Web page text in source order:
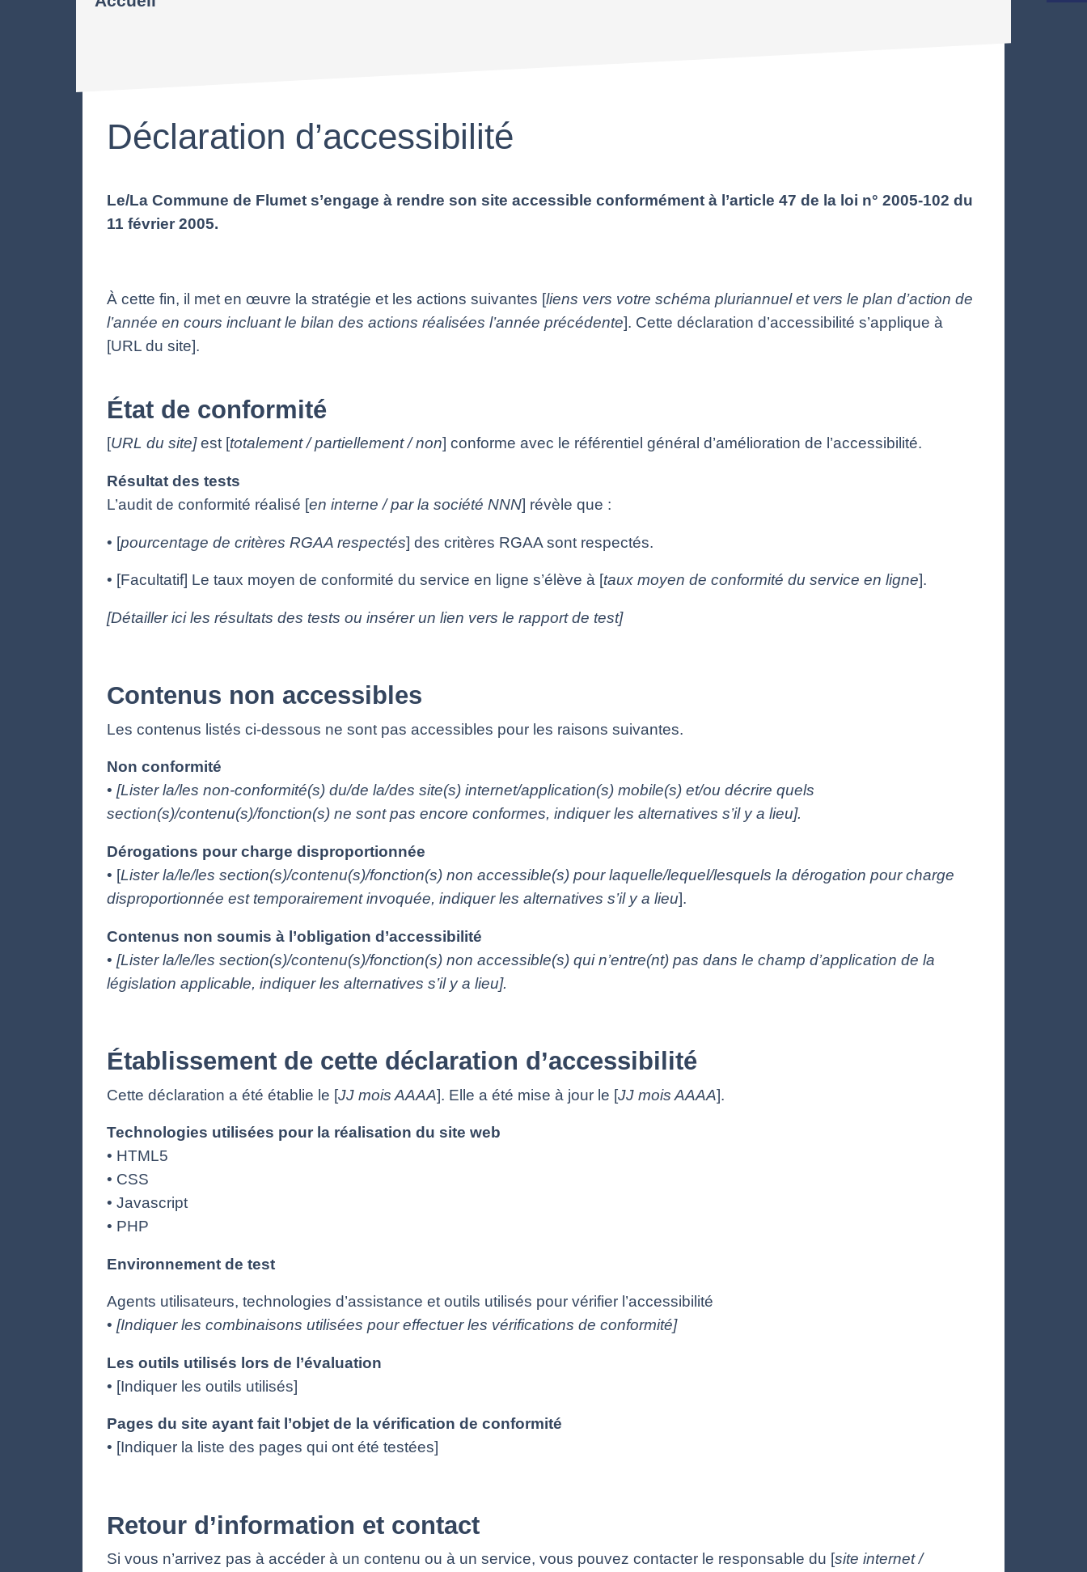
Déclaration d’accessibilité
Le/La Commune de Flumet s’engage à rendre son site accessible conformément à l’article 47 de la loi n° 2005-102 du
11 février 2005.
À cette fin, il met en œuvre la stratégie et les actions suivantes [liens vers votre schéma pluriannuel et vers le plan d’action de
l’année en cours incluant le bilan des actions réalisées l’année précédente]. Cette déclaration d’accessibilité s’applique à
[URL du site].
État de conformité
[URL du site]est [totalement / partiellement / non] conforme avec le référentiel général d’amélioration de l’accessibilité.
Résultat des tests
L’audit de conformité réalisé [en interne / par la société NNN] révèle que :
• [pourcentage de critères RGAA respectés] des critères RGAA sont respectés.
• [Facultatif] Le taux moyen de conformité du service en ligne s’élève à [taux moyen de conformité du service en ligne].
[Détailler ici les résultats des tests ou insérer un lien vers le rapport de test]
Contenus non accessibles
Les contenus listés ci-dessous ne sont pas accessibles pour les raisons suivantes.
Non conformité
• [Lister la/les non-conformité(s) du/de la/des site(s) internet/application(s) mobile(s) et/ou décrire quels
section(s)/contenu(s)/fonction(s) ne sont pas encore conformes, indiquer les alternatives s’il y a lieu].
Dérogations pour charge disproportionnée
• [Lister la/le/les section(s)/contenu(s)/fonction(s) non accessible(s) pour laquelle/lequel/lesquels la dérogation pour charge
disproportionnée est temporairement invoquée, indiquer les alternatives s’il y a lieu].
Contenus non soumis à l’obligation d’accessibilité
• [Lister la/le/les section(s)/contenu(s)/fonction(s) non accessible(s) qui n’entre(nt) pas dans le champ d’application de la
législation applicable, indiquer les alternatives s’il y a lieu].
Établissement de cette déclaration d’accessibilité
Cette déclaration a été établie le [JJ mois AAAA]. Elle a été mise à jour le [JJ mois AAAA].
Technologies utilisées pour la réalisation du site web
• HTML5
• CSS
• Javascript
• PHP
Environnement de test
Agents utilisateurs, technologies d’assistance et outils utilisés pour vérifier l’accessibilité
• [Indiquer les combinaisons utilisées pour effectuer les vérifications de conformité]
Les outils utilisés lors de l’évaluation
• [Indiquer les outils utilisés]
Pages du site ayant fait l’objet de la vérification de conformité
• [Indiquer la liste des pages qui ont été testées]
Retour d’information et contact
Si vous n’arrivez pas à accéder à un contenu ou à un service, vous pouvez contacter le responsable du [site internet /